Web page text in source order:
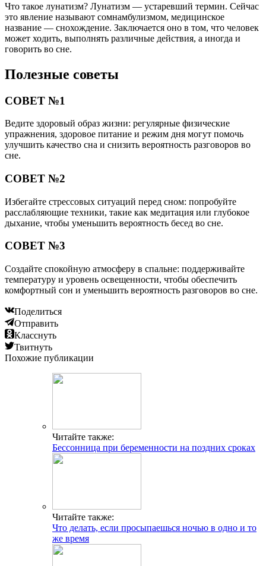
Что такое лунатизм? Лунатизм — устаревший термин. Сейчас
это явление называют сомнамбулизмом, медицинское
название — снохождение. Заключается оно в том, что человек
может ходить, выполнять различные действия, а иногда и
говорить во сне.
Полезные советы
СОВЕТ №1
Ведите здоровый образ жизни: регулярные физические
упражнения, здоровое питание и режим дня могут помочь
улучшить качество сна и снизить вероятность разговоров во
сне.
СОВЕТ №2
Избегайте стрессовых ситуаций перед сном: попробуйте
расслабляющие техники, такие как медитация или глубокое
дыхание, чтобы уменьшить вероятность бесед во сне.
СОВЕТ №3
Создайте спокойную атмосферу в спальне: поддерживайте
температуру и уровень освещенности, чтобы обеспечить
комфортный сон и уменьшить вероятность разговоров во сне.
Поделиться
Отправить
Класснуть
Твитнуть
Похожие публикации
Читайте также:
Бессонница при беременности на поздних сроках
Читайте также:
Что делать, если просыпаешься ночью в одно и то
же время